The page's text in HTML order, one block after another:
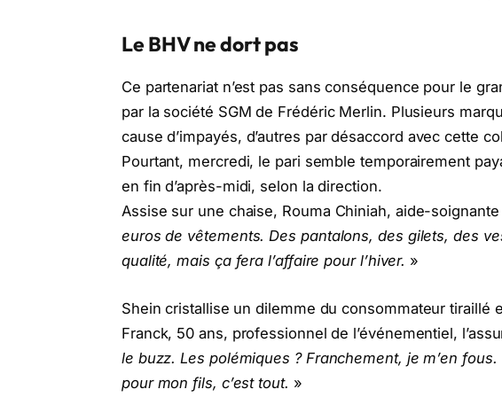
Le BHV ne dort pas
Ce partenariat n’est pas sans conséquence pour le
par la société SGM de Frédéric Merlin. Plusieurs
cause d’impayés, d’autres par désaccord avec cette
Pourtant, mercredi, le pari semble temporairement
en fin d’après-midi, selon la direction.
Assise sur une chaise, Rouma Chiniah, aide-
euros de vêtements. Des pantalons, des gilets, des
qualité, mais ça fera l’affaire pour l’hiver. »
Shein cristallise un dilemme du consommateur tiraillé
Franck, 50 ans, professionnel de l’événementiel,
le buzz. Les polémiques ? Franchement, je m’en
pour mon fils, c’est tout. »